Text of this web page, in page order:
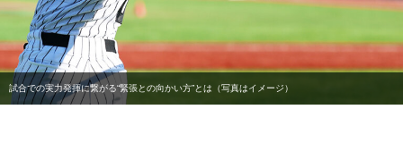
試合での実力発揮に繋がる“緊張との向かい方”とは（写真はイメージ）